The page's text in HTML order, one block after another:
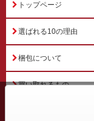
トップページ
選ばれる10の理由
梱包について
買い取れるもの